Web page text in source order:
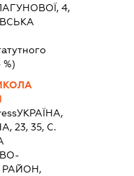
4,
%)
УКРАЇНА,
23, 35, С.